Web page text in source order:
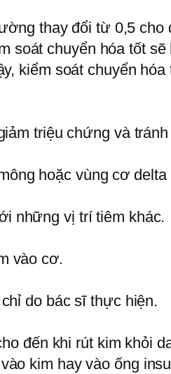
thay đổi từ 0,5 cho
chuyển hóa tốt
kiểm soát chuyển
triệu chứng và
hoặc vùng cơ
những vị trí tiêm khác.
vào cơ.
do bác sĩ thực hiện.
đến khi rút kim khỏi
kim hay vào ống